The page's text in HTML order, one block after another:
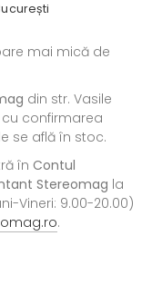
mai mică de
din str. Vasile
cu confirmarea
se află în stoc.
în Contul
Stereomag la
Vineri: 9.00-20.00)
.